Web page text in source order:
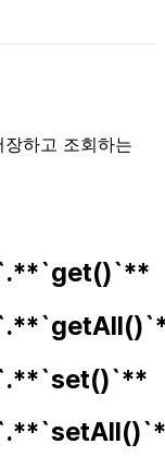
하고 조회하는